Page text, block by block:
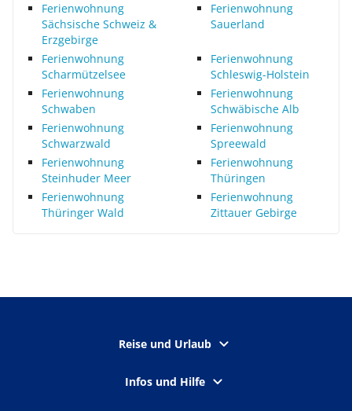
Ferienwohnung
Sächsische Schweiz &
Erzgebirge
Ferienwohnung
Sauerland
Ferienwohnung
Scharmützelsee
Ferienwohnung
Schleswig-Holstein
Ferienwohnung
Schwaben
Ferienwohnung
Schwäbische Alb
Ferienwohnung
Schwarzwald
Ferienwohnung
Spreewald
Ferienwohnung
Steinhuder Meer
Ferienwohnung
Thüringen
Ferienwohnung
Thüringer Wald
Ferienwohnung
Zittauer Gebirge
Reise und Urlaub
Infos und Hilfe